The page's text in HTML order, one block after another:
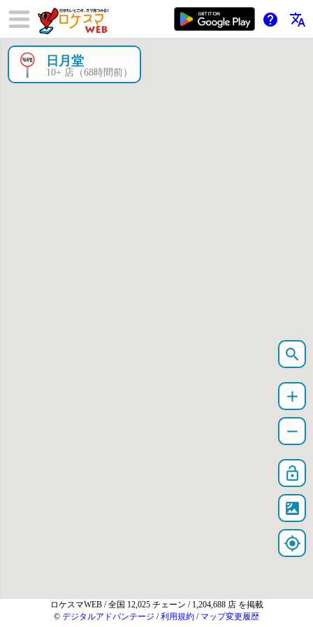
help translate
日月堂
10+ 店（68時間前）
search
add
remove
lock_open
satellite
my_location
ロケスマWEB / 全国 12,025 チェーン / 1,204,688 店 を掲載
© デジタルアドバンテージ /利用規約 / マップ変更履歴